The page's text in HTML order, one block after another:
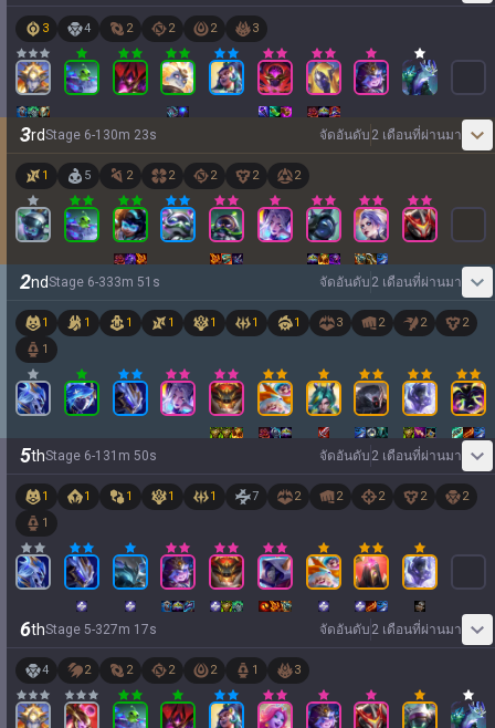
3 4 2 2 2 3
3rdStage 6-1 30m 23s จัดอันดับ 2 เดือนที่ผ่านมา
1 5 2 2 2 2 2
2ndStage 6-333m 51 s จัดอันดับ 2 เดือนที่ผ่านมา
1 1 1 1 1 1 1 3 2 2
2
1
5thStage 6-1 31 m 50s จัดอันดับ 2 เดือนที่ผ่านมา
1 1 1 1 1 7 2 2 2 2
2
1
6thStage 5-327m 17s จัดอันดับ 2 เดือนที่ผ่านมา
4 2 2 2 2 1 3